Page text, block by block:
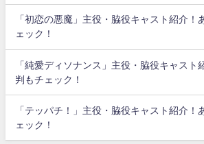
「初恋の悪魔」主役・脇役キャスト紹介！
ェック！
「純愛ディソナンス」主役・脇役キャスト
判もチェック！
「テッパチ！」主役・脇役キャスト紹介！
ェック！